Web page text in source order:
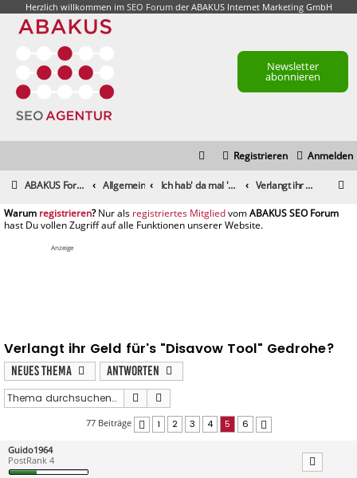
Herzlich willkommen im SEO Forumder ABAKUS Internet Marketing GmbH
Newsletter
abonnieren
Anmelden
Registrieren
ABAKUS Foren-Übersicht Allgemein Ich hab' da mal 'ne Frage Verlangt ihr Geld für's "Disavow Tool" Gedrohe?
registrieren registriertes Mitglied
Anzeige
Verlangt ihr Geld für's "Disavow Tool" Gedrohe?
Neues Thema
Antworten
Suche
77 Beiträge Vorherige
1 2 3 4 5 6
Guido1964
PostRank 4